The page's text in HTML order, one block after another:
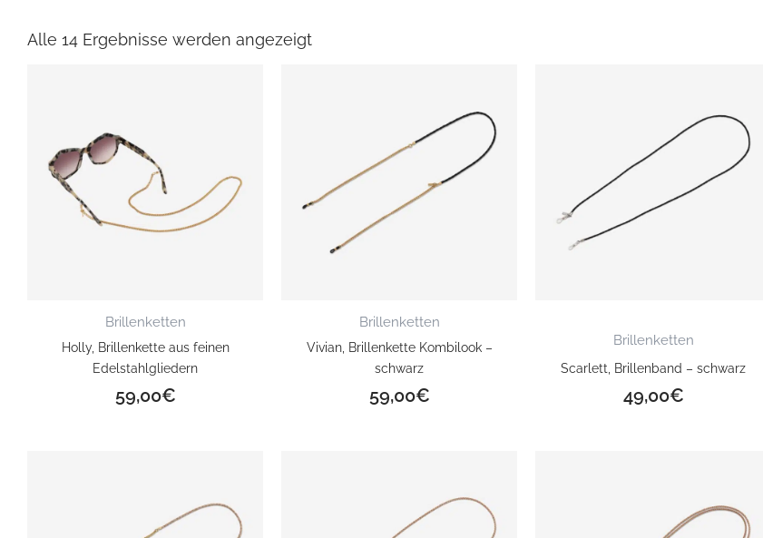
Alle 14 Ergebnisse werden angezeigtsortiert
Brillenketten
Holly, Brillenkette aus feinen
Edelstahlgliedern
59,00€
Brillenketten
Vivian, Brillenkette Kombilook –
schwarz
59,00€
Brillenketten
Scarlett, Brillenband – schwarz
49,00€